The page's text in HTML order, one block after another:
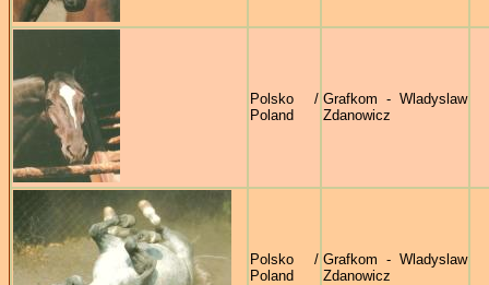
Polsko /
Poland
Grafkom - Wladyslaw
Zdanowicz
Polsko /
Poland
Grafkom - Wladyslaw
Zdanowicz